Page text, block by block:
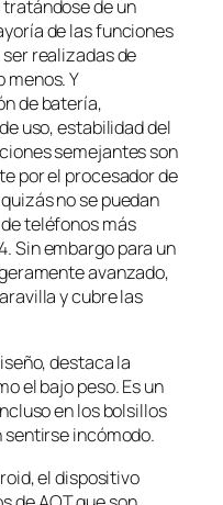
de un
de las funciones
realizadas de
menos. Y
de batería,
uso, estabilidad del
semejantes son
por el procesador de
no se puedan
teléfonos más
Sin embargo para un
avanzado,
y cubre las
destaca la
el bajo peso. Es un
en los bolsillos
sentirse incómodo.
el dispositivo